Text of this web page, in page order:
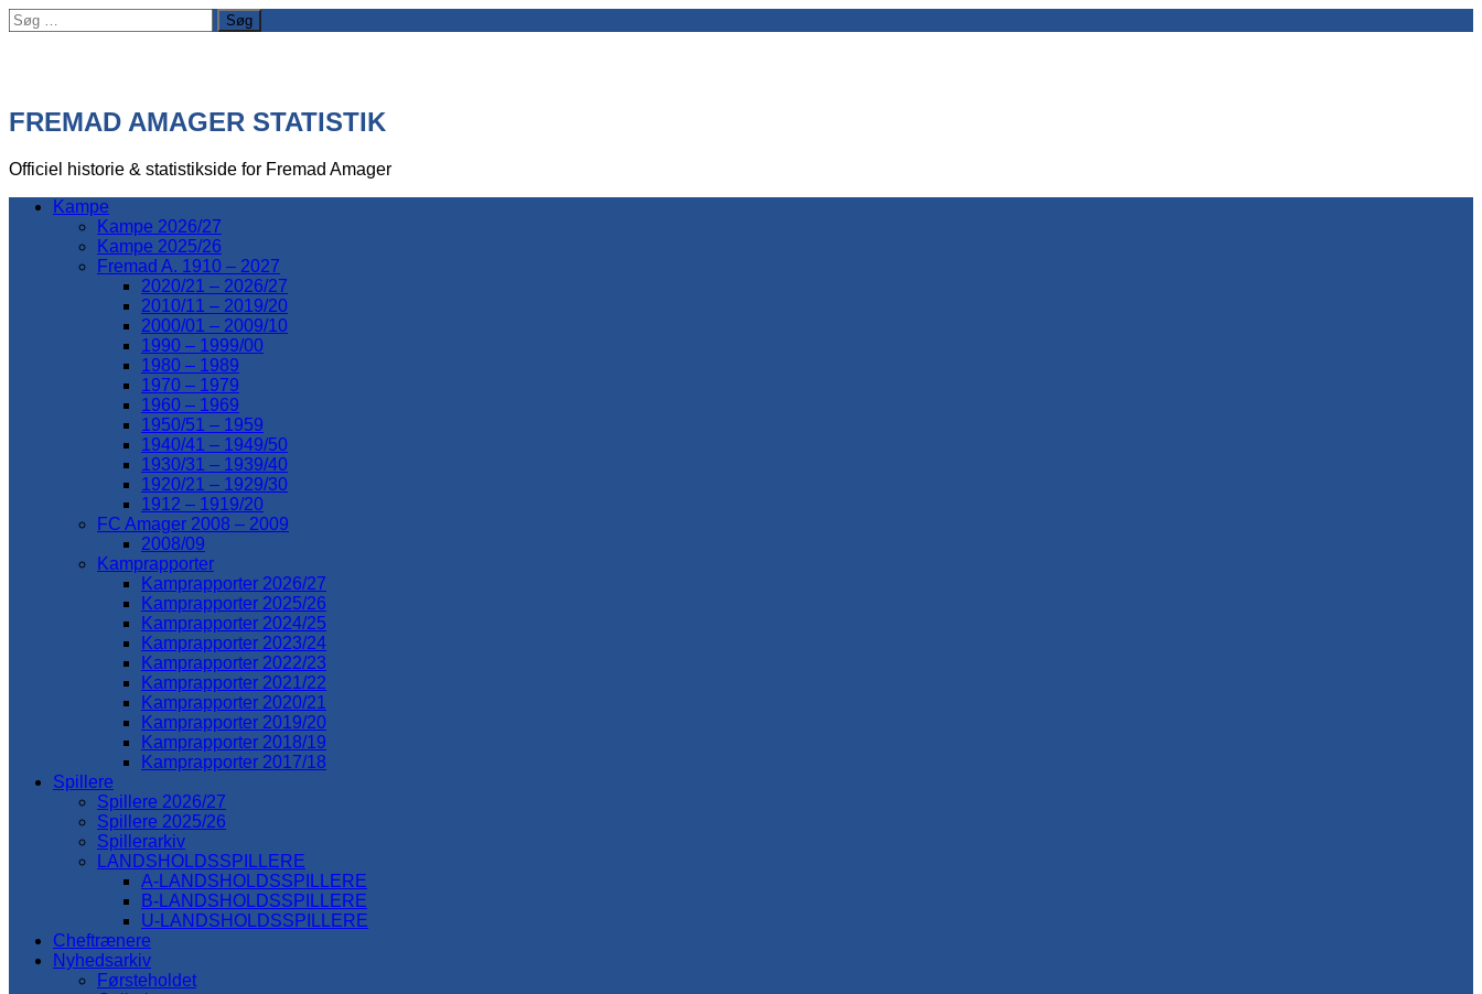
Søg
efter:
FREMAD AMAGER STATISTIK
Officiel historie & statistikside for Fremad Amager
Kampe
Kampe 2026/27
Kampe 2025/26
Fremad A. 1910 – 2027
2020/21 – 2026/27
2010/11 – 2019/20
2000/01 – 2009/10
1990 – 1999/00
1980 – 1989
1970 – 1979
1960 – 1969
1950/51 – 1959
1940/41 – 1949/50
1930/31 – 1939/40
1920/21 – 1929/30
1912 – 1919/20
FC Amager 2008 – 2009
2008/09
Kamprapporter
Kamprapporter 2026/27
Kamprapporter 2025/26
Kamprapporter 2024/25
Kamprapporter 2023/24
Kamprapporter 2022/23
Kamprapporter 2021/22
Kamprapporter 2020/21
Kamprapporter 2019/20
Kamprapporter 2018/19
Kamprapporter 2017/18
Spillere
Spillere 2026/27
Spillere 2025/26
Spillerarkiv
LANDSHOLDSSPILLERE
A-LANDSHOLDSSPILLERE
B-LANDSHOLDSSPILLERE
U-LANDSHOLDSSPILLERE
Cheftrænere
Nyhedsarkiv
Førsteholdet